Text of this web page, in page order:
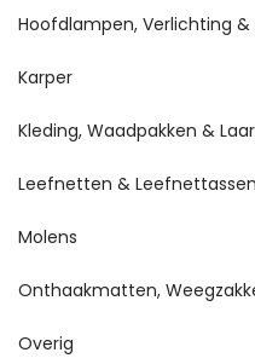
Hoofdlampen, Verlichting &
Karper
Kleding, Waadpakken &
Leefnetten & Leefnettassen
Molens
Onthaakmatten,
Overig